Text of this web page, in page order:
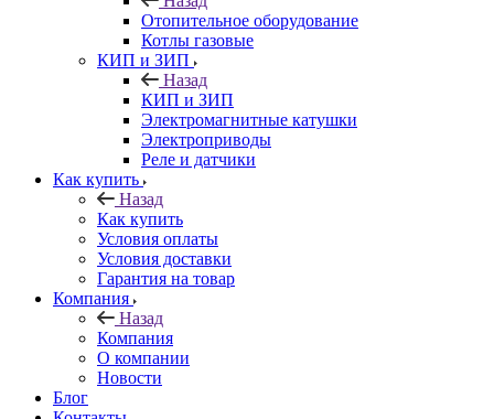
Отопительное оборудование
Котлы газовые
КИП и ЗИП
Назад
КИП и ЗИП
Электромагнитные катушки
Электроприводы
Реле и датчики
Как купить
Назад
Как купить
Условия оплаты
Условия доставки
Гарантия на товар
Компания
Назад
Компания
О компании
Новости
Блог